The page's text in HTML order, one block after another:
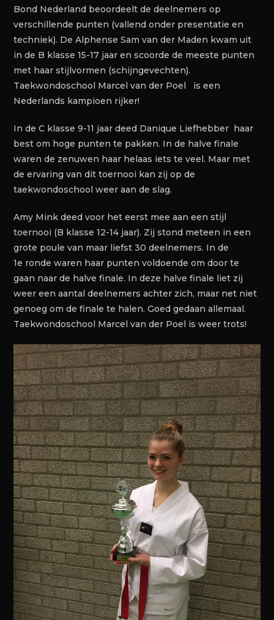
Bond Nederland beoordeelt de deelnemers op
verschillende punten (vallend onder presentatie en
techniek). De Alphense Sam van der Maden kwam uit
in de B klasse 15-17 jaar en scoorde de meeste punten
met haar stijlvormen (schijngevechten).
Taekwondoschool Marcel van der Poel is een
Nederlands kampioen rijker!
In de C klasse 9-11 jaar deed Danique Liefhebber haar
best om hoge punten te pakken. In de halve finale
waren de zenuwen haar helaas iets te veel. Maar met
de ervaring van dit toernooi kan zij op de
taekwondoschool weer aan de slag.
Amy Mink deed voor het eerst mee aan een stijl
toernooi (B klasse 12-14 jaar). Zij stond meteen in een
grote poule van maar liefst 30 deelnemers. In de
1e ronde waren haar punten voldoende om door te
gaan naar de halve finale. In deze halve finale liet zij
weer een aantal deelnemers achter zich, maar net niet
genoeg om de finale te halen. Goed gedaan allemaal.
Taekwondoschool Marcel van der Poel is weer trots!